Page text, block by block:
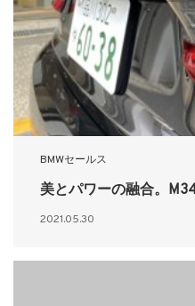
BMWセールス
美とパワーの融合。
2021.05.30